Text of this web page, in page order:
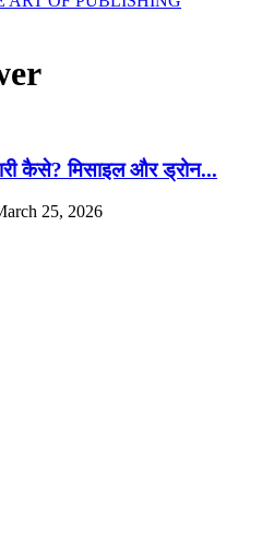
कैसे? मिसाइल और ड्रोन...
25, 2026